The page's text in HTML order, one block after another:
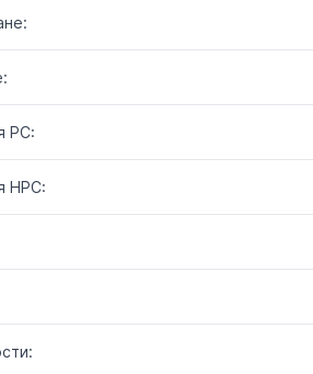
РС:
НРС: